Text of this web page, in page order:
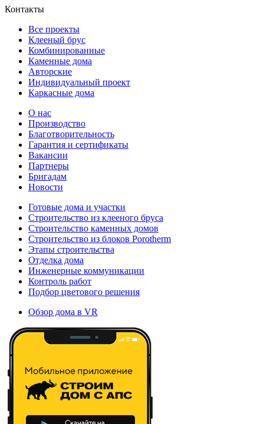
Контакты
Все проекты
Клееный брус
Комбинированные
Каменные дома
Авторские
Индивидуальный проект
Каркасные дома
О нас
Производство
Благотворительность
Гарантия и сертификаты
Вакансии
Партнеры
Бригадам
Новости
Готовые дома и участки
Строительство из клееного бруса
Строительство каменных домов
Строительство из блоков Porotherm
Этапы строительства
Отделка дома
Инженерные коммуникации
Контроль работ
Подбор цветового решения
Обзор дома в VR